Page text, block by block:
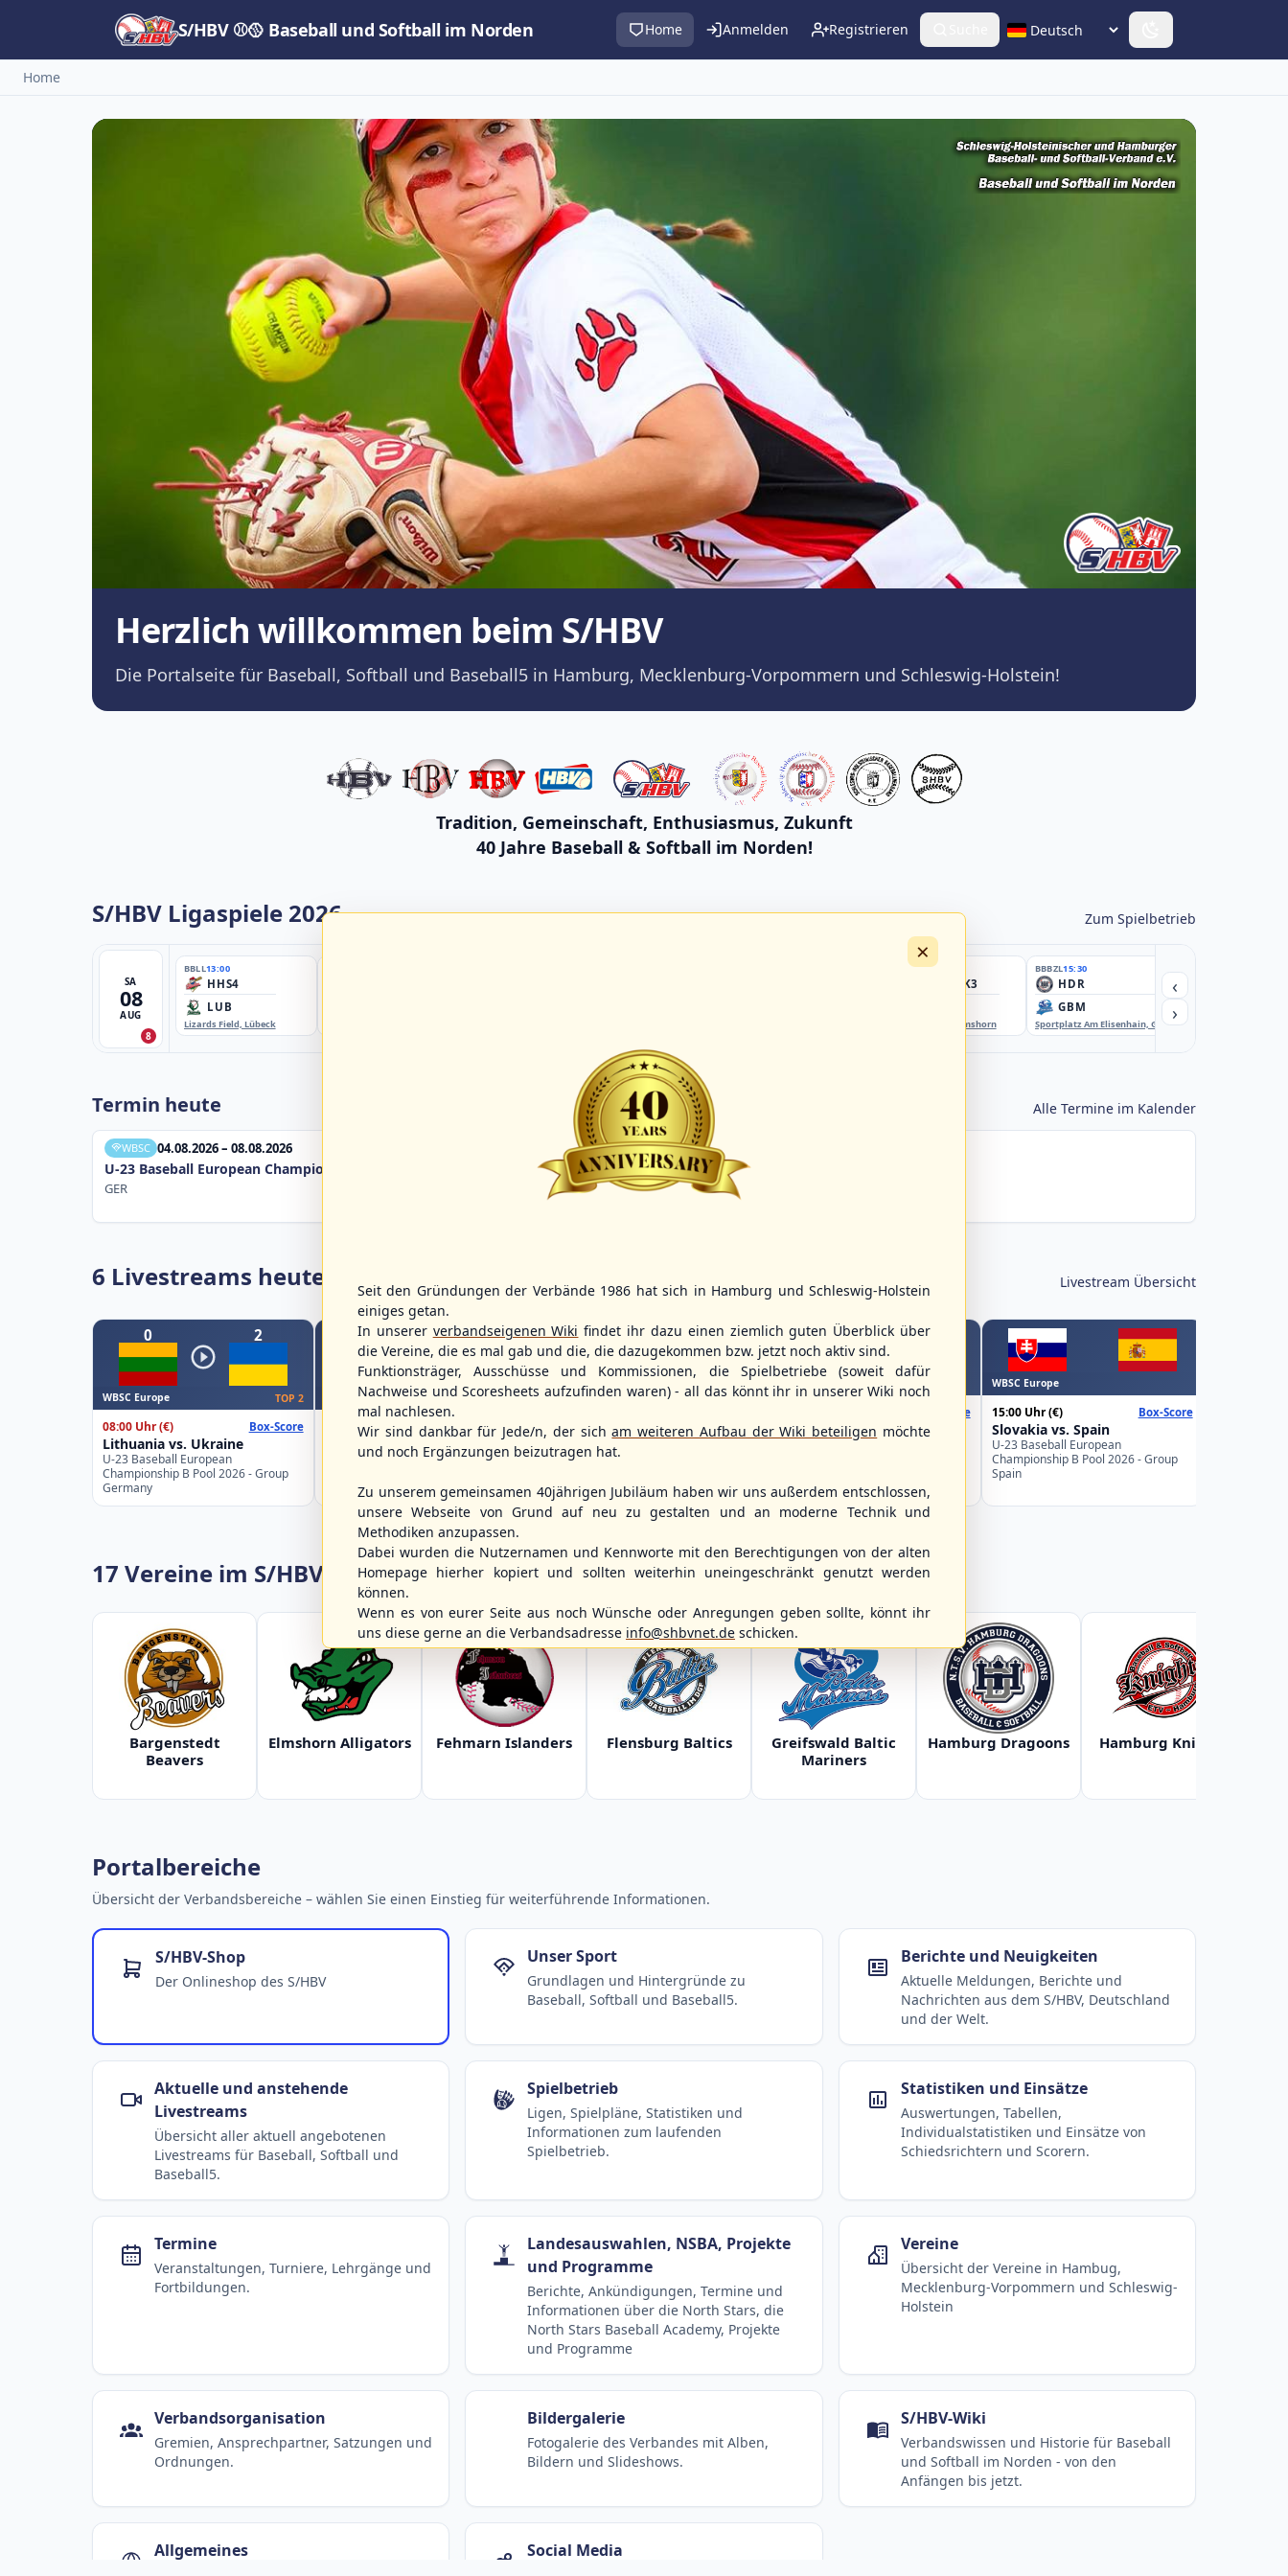
S/HBV ⚾🥎 Baseball und Softball im Norden Home Anmelden Registrieren Sprache wählen
Home
Herzlich willkommen beim S/HBV
Die Portalseite für Baseball, Softball und Baseball5 in Hamburg, Mecklenburg-Vorpommern und Schleswig-Holstein!
Tradition, Gemeinschaft, Enthusiasmus, Zukunft
40 Jahre Baseball & Softball im Norden!
S/HBV Ligaspiele 2026 Zum Spielbetrieb
SA
08
AUG
8
BBLL13:00
HHS4
LUB
Lizards Field, Lübeck
BBBZL15:30
HSV/HHK3
EBE-Ballpark, Elmshorn
BBBZL15:30
HDR
GBM
Sportplatz Am Elisenhain, Greifswald-Eldena
Förde Ballpark (Kilia-
‹
›
Termin heute Alle Termine im Kalender
WBSC 04.08.2026 – 08.08.2026
U-23 Baseball European Championship B Pool 2026 - Group Germany
GER
6 Livestreams heute Livestream Übersicht
0 2
WBSC Europe TOP 2
08:00 Uhr(€) Box-Score
Lithuania vs. Ukraine
U-23 Baseball European
Championship B Pool 2026 - Group
Germany
0 2
WBSC Europe TOP 2
08:00 Uhr(€) Box-Score
Croatia vs. Greece
U-23 Baseball European
WBSC Europe
Switzerland vs. Israel
U-23 Baseball European
Championship B Pool 2026 - Group
WBSC Europe
Box-Score
Poland vs. Sweden
U-23 Baseball European
WBSC Europe
15:00 Uhr(€) Box-Score
Slovakia vs. Spain
U-23 Baseball European
Championship B Pool 2026 - Group
Spain
17 Vereine im S/HBV
Bargenstedt
Beavers
Elmshorn Alligators Fehmarn Islanders Flensburg Baltics
Greifswald Baltic
Mariners
Hamburg Dragoons Hamburg Knights
Portalbereiche
Übersicht der Verbandsbereiche – wählen Sie einen Einstieg für weiterführende Informationen.
S/HBV-Shop
Der Onlineshop des S/HBV
Unser Sport
Grundlagen und Hintergründe zu
Baseball, Softball und Baseball5.
Berichte und Neuigkeiten
Aktuelle Meldungen, Berichte und
Nachrichten aus dem S/HBV, Deutschland
und der Welt.
Aktuelle und anstehende
Livestreams
Übersicht aller aktuell angebotenen
Livestreams für Baseball, Softball und
Baseball5.
Spielbetrieb
Ligen, Spielpläne, Statistiken und
Informationen zum laufenden
Spielbetrieb.
Statistiken und Einsätze
Auswertungen, Tabellen,
Individualstatistiken und Einsätze von
Schiedsrichtern und Scorern.
Termine
Veranstaltungen, Turniere, Lehrgänge und
Fortbildungen.
Landesauswahlen, NSBA, Projekte
und Programme
Berichte, Ankündigungen, Termine und
Informationen über die North Stars, die
North Stars Baseball Academy, Projekte
und Programme
Vereine
Übersicht der Vereine in Hambug,
Mecklenburg-Vorpommern und Schleswig-
Holstein
Verbandsorganisation
Gremien, Ansprechpartner, Satzungen und
Ordnungen.
Bildergalerie
Fotogalerie des Verbandes mit Alben,
Bildern und Slideshows.
S/HBV-Wiki
Verbandswissen und Historie für Baseball
und Softball im Norden - von den
Anfängen bis jetzt.
Allgemeines Social Media
×
Seit den Gründungen der Verbände 1986 hat sich in Hamburg und Schleswig-Holstein
einiges getan.
In unserer verbandseigenen Wiki findet ihr dazu einen ziemlich guten Überblick über
die Vereine, die es mal gab und die, die dazugekommen bzw. jetzt noch aktiv sind.
Funktionsträger, Ausschüsse und Kommissionen, die Spielbetriebe (soweit dafür
Nachweise und Scoresheets aufzufinden waren) - all das könnt ihr in unserer Wiki noch
mal nachlesen.
Wir sind dankbar für Jede/n, der sicham weiteren Aufbau der Wiki beteiligen möchte
und noch Ergänzungen beizutragen hat.
Zu unserem gemeinsamen 40jährigen Jubiläum haben wir uns außerdem entschlossen,
unsere Webseite von Grund auf neu zu gestalten und an moderne Technik und
Methodiken anzupassen.
Dabei wurden die Nutzernamen und Kennworte mit den Berechtigungen von der alten
Homepage hierher kopiert und sollten weiterhin uneingeschränkt genutzt werden
können.
Wenn es von eurer Seite aus noch Wünsche oder Anregungen geben sollte, könnt ihr
uns diese gerne an die Verbandsadresse info@shbvnet.de schicken.